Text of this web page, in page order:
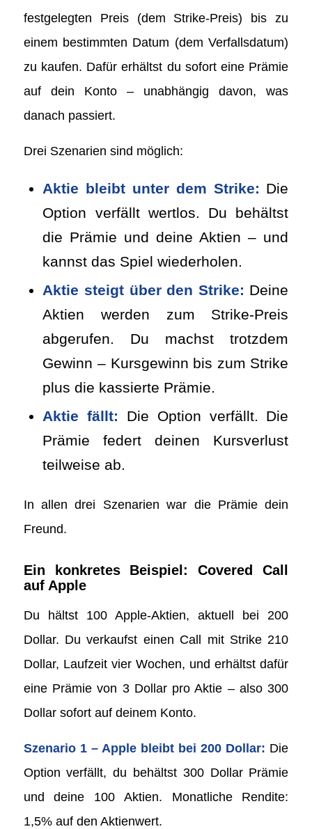
festgelegten Preis (dem Strike-Preis) bis zu
einem bestimmten Datum (dem Verfallsdatum)
zu kaufen. Dafür erhältst du sofort eine Prämie
auf dein Konto – unabhängig davon, was
danach passiert.
Drei Szenarien sind möglich:
Aktie bleibt unter dem Strike: Die
Option verfällt wertlos. Du behältst
die Prämie und deine Aktien – und
kannst das Spiel wiederholen.
Aktie steigt über den Strike: Deine
Aktien werden zum Strike-Preis
abgerufen. Du machst trotzdem
Gewinn – Kursgewinn bis zum Strike
plus die kassierte Prämie.
Aktie fällt: Die Option verfällt. Die
Prämie federt deinen Kursverlust
teilweise ab.
In allen drei Szenarien war die Prämie dein
Freund.
Ein konkretes Beispiel: Covered Call
auf Apple
Du hältst 100 Apple-Aktien, aktuell bei 200
Dollar. Du verkaufst einen Call mit Strike 210
Dollar, Laufzeit vier Wochen, und erhältst dafür
eine Prämie von 3 Dollar pro Aktie – also 300
Dollar sofort auf deinem Konto.
Szenario 1 – Apple bleibt bei 200 Dollar: Die
Option verfällt, du behältst 300 Dollar Prämie
und deine 100 Aktien. Monatliche Rendite:
1,5% auf den Aktienwert.